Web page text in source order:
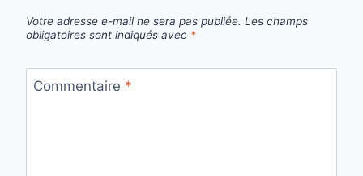
Votre adresse e-mail ne sera pas publiée. Les champs
obligatoires sont indiqués avec *
Commentaire *